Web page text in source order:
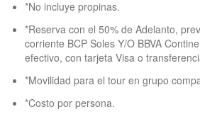
*No incluye propinas.
*Reserva con el 50% de Adelanto,
corriente BCP Soles Y/O BBVA
efectivo, con tarjeta Visa o
*Movilidad para el tour en grupo
*Costo por persona.